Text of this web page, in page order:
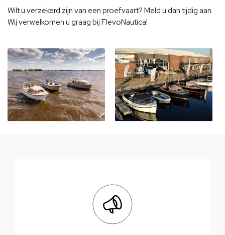
Wilt u verzekerd zijn van een proefvaart? Meld u dan tijdig aan.
Wij verwelkomen u graag bij FlevoNautica!